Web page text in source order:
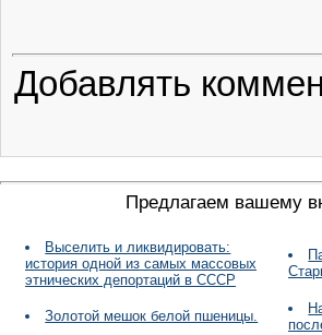
Добавлять
Предлагаем вашему
Выселить и ликвидировать:
история одной из самых массовых
этнических депортаций в СССР
Золотой мешок белой пшеницы.